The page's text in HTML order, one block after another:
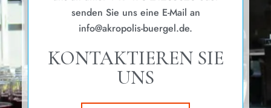
senden Sie uns eine E-Mail an
info@akropolis-buergel.de.
KONTAKTIEREN SIE
UNS